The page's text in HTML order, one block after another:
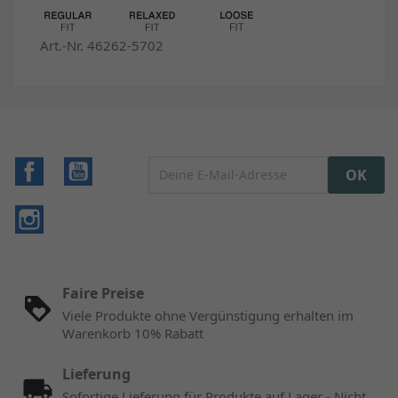
Art.-Nr. 46262-5702
Facebook
Faire Preise
Viele Produkte ohne Vergünstigung erhalten im
Warenkorb 10% Rabatt
Lieferung